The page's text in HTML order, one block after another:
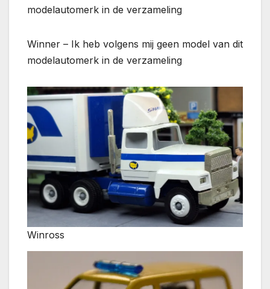
modelautomerk in de verzameling
Winner – Ik heb volgens mij geen model van dit
modelautomerk in de verzameling
Winross